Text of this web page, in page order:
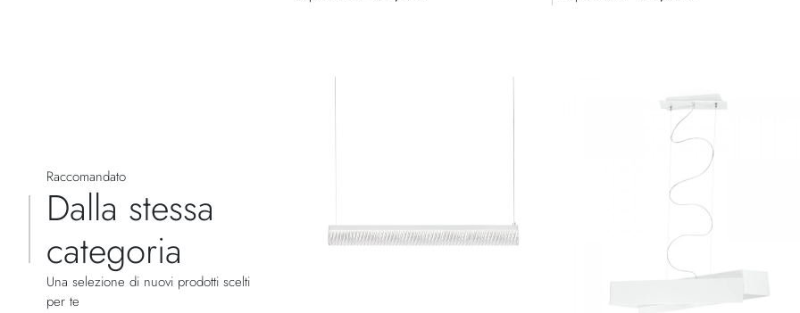
Raccomandato
Dalla stessa
categoria
Una selezione di nuovi prodotti scelti
per te